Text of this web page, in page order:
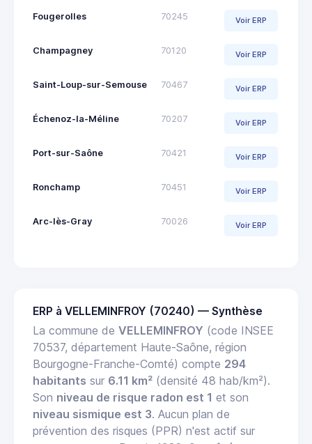
Fougerolles 70245 Voir ERP
Champagney 70120 Voir ERP
Saint-Loup-sur-Semouse 70467 Voir ERP
Échenoz-la-Méline 70207 Voir ERP
Port-sur-Saône 70421 Voir ERP
Ronchamp 70451 Voir ERP
Arc-lès-Gray 70026 Voir ERP
ERP à VELLEMINFROY (70240) — Synthèse
La commune de VELLEMINFROY (code INSEE
70537, département Haute-Saône, région
Bourgogne-Franche-Comté) compte 294
habitants sur 6.11 km² (densité 48 hab/km²).
Son niveau de risque radon est 1 et son
niveau sismique est 3. Aucun plan de
prévention des risques (PPR) n'est actif sur